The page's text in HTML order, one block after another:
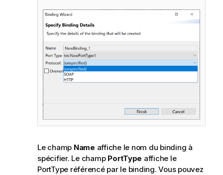
Le champ Name affiche le nom du binding à
spécifier. Le champ PortType affiche le
PortType référencé par le binding. Vous pouvez